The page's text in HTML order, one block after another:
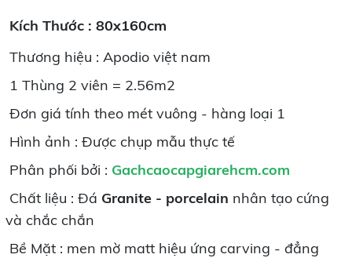
Kích Thước : 80x160cm
Thương hiệu : Apodio việt nam
1 Thùng 2 viên = 2.56m2
Đơn giá tính theo mét vuông - hàng loại 1
Hình ảnh : Được chụp mẫu thực tế
Phân phối bởi : Gachcaocapgiarehcm.com
Chất liệu : Đá Granite - porcelain nhân tạo cứng
và chắc chắn
Bề Mặt : men mờ matt hiệu ứng carving - đẳng